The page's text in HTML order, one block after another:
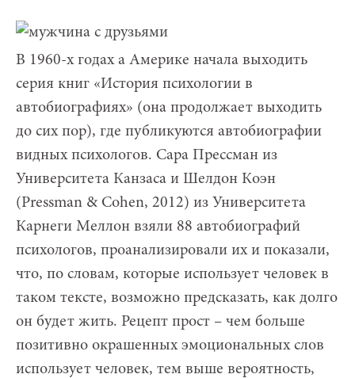
В 1960-х годах а Америке начала выходить
серия книг «История психологии в
автобиографиях» (она продолжает выходить
до сих пор), где публикуются автобиографии
видных психологов. Сара Прессман из
Университета Канзаса и Шелдон Коэн
(Pressman & Cohen, 2012) из Университета
Карнеги Меллон взяли 88 автобиографий
психологов, проанализировали их и показали,
что, по словам, которые использует человек в
таком тексте, возможно предсказать, как долго
он будет жить. Рецепт прост – чем больше
позитивно окрашенных эмоциональных слов
использует человек, тем выше вероятность,